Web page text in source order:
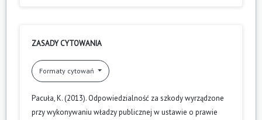
ZASADY CYTOWANIA
Formaty cytowań
Pacuła, K. (2013). Odpowiedzialność za szkody wyrządzone
przy wykonywaniu władzy publicznej w ustawie o prawie